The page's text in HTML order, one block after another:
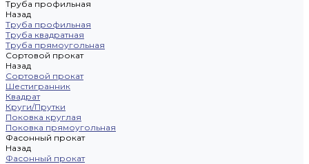
Труба профильная
Назад
Труба профильная
Труба квадратная
Труба прямоугольная
Сортовой прокат
Назад
Сортовой прокат
Шестигранник
Квадрат
Круги/Прутки
Поковка круглая
Поковка прямоугольная
Фасонный прокат
Назад
Фасонный прокат